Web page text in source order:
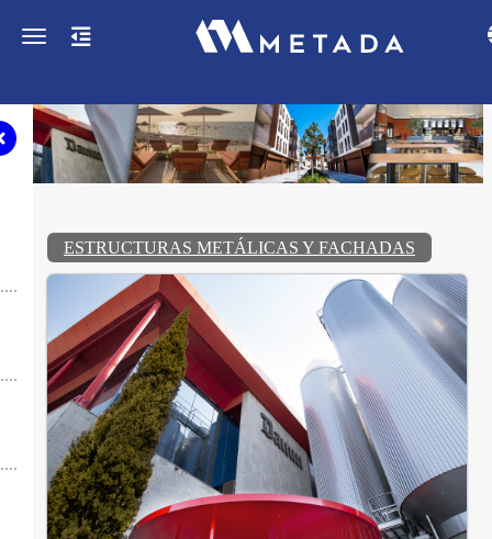
Toggle navigation
ESTRUCTURAS METÁLICAS Y FACHADAS